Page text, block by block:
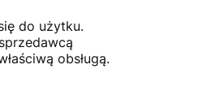
do użytku.
obsługą.